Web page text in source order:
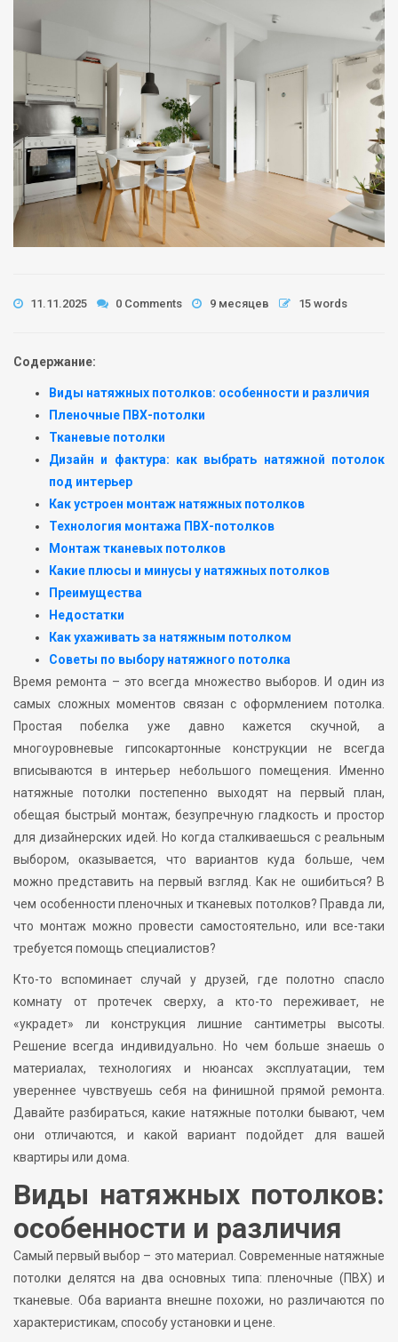
11.11.2025 0 Comments 9 месяцев 15 words
Содержание:
Виды натяжных потолков: особенности и различия
Пленочные ПВХ-потолки
Тканевые потолки
Дизайн и фактура: как выбрать натяжной потолок
под интерьер
Как устроен монтаж натяжных потолков
Технология монтажа ПВХ-потолков
Монтаж тканевых потолков
Какие плюсы и минусы у натяжных потолков
Преимущества
Недостатки
Как ухаживать за натяжным потолком
Советы по выбору натяжного потолка
Время ремонта – это всегда множество выборов. И один из
самых сложных моментов связан с оформлением потолка.
Простая побелка уже давно кажется скучной, а
многоуровневые гипсокартонные конструкции не всегда
вписываются в интерьер небольшого помещения. Именно
натяжные потолки постепенно выходят на первый план,
обещая быстрый монтаж, безупречную гладкость и простор
для дизайнерских идей. Но когда сталкиваешься с реальным
выбором, оказывается, что вариантов куда больше, чем
можно представить на первый взгляд. Как не ошибиться? В
чем особенности пленочных и тканевых потолков? Правда ли,
что монтаж можно провести самостоятельно, или все-таки
требуется помощь специалистов?
Кто-то вспоминает случай у друзей, где полотно спасло
комнату от протечек сверху, а кто-то переживает, не
«украдет» ли конструкция лишние сантиметры высоты.
Решение всегда индивидуально. Но чем больше знаешь о
материалах, технологиях и нюансах эксплуатации, тем
увереннее чувствуешь себя на финишной прямой ремонта.
Давайте разбираться, какие натяжные потолки бывают, чем
они отличаются, и какой вариант подойдет для вашей
квартиры или дома.
Виды натяжных потолков:
особенности и различия
Самый первый выбор – это материал. Современные натяжные
потолки делятся на два основных типа: пленочные (ПВХ) и
тканевые. Оба варианта внешне похожи, но различаются по
характеристикам, способу установки и цене.